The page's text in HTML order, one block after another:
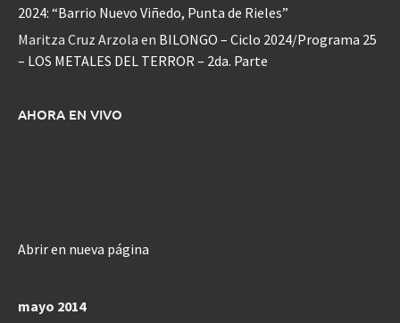
2024: “Barrio Nuevo Viñedo, Punta de Rieles”
Maritza Cruz Arzola en BILONGO – Ciclo 2024/Programa 25
– LOS METALES DEL TERROR – 2da. Parte
AHORA EN VIVO
Abrir en nueva página
mayo 2014